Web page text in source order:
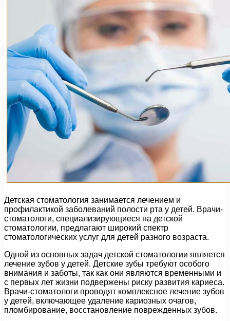
Детская стоматология занимается лечением и
профилактикой заболеваний полости рта у детей. Врачи-
стоматологи, специализирующиеся на детской
стоматологии, предлагают широкий спектр
стоматологических услуг для детей разного возраста.
Одной из основных задач детской стоматологии является
лечение зубов у детей. Детские зубы требуют особого
внимания и заботы, так как они являются временными и
с первых лет жизни подвержены риску развития кариеса.
Врачи-стоматологи проводят комплексное лечение зубов
у детей, включающее удаление кариозных очагов,
пломбирование, восстановление поврежденных зубов.